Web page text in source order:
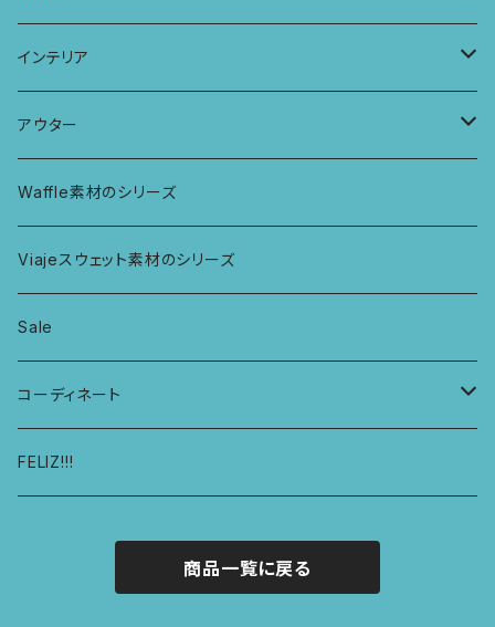
総レースショーツ
レディースボクサー
三つ編み紐
トップス
KIDS Tシャツ
KIDS ロングスリーブトップス
KIDS ラグランスリーブ長袖トップス
KIDS アラジンパンツ
KIDS ジョギングパンツ
KIDS レギンス
KIDS スウェットパーカー
PCケース
マルシェバッグ
インテリア
カーテン
ラグ
なべつかみ
プフ
アウター
パーカー
ジャケット
Waffle素材のシリーズ
Viajeスウェット素材のシリーズ
Sale
コーディネート
コーディネート1
FELIZ!!!
商品一覧に戻る